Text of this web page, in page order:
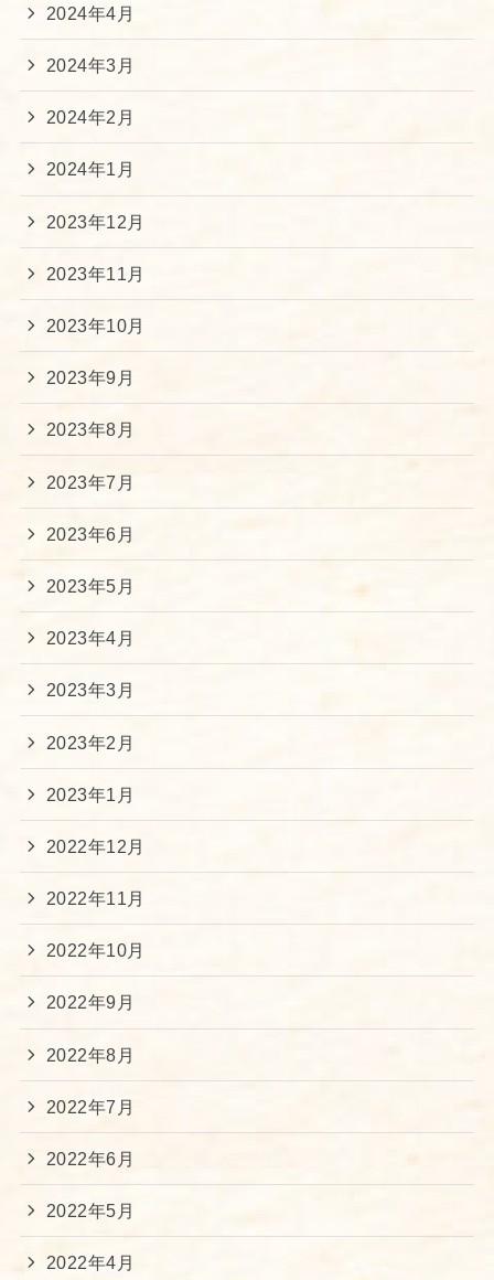
2024年4月
2024年3月
2024年2月
2024年1月
2023年12月
2023年11月
2023年10月
2023年9月
2023年8月
2023年7月
2023年6月
2023年5月
2023年4月
2023年3月
2023年2月
2023年1月
2022年12月
2022年11月
2022年10月
2022年9月
2022年8月
2022年7月
2022年6月
2022年5月
2022年4月